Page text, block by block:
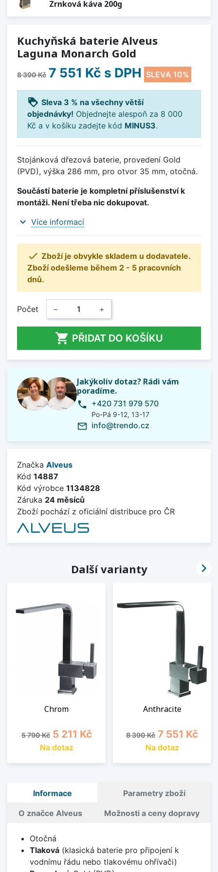
Zrnková káva 200g
Kuchyňská baterie Alveus
Laguna Monarch Gold
8 390 Kč 7 551 Kč s DPH SLEVA 10%
loyalty Sleva 3 % na všechny větší
objednávky! Objednejte alespoň za 8 000
Kč a v košíku zadejte kód MINUS3.
Stojánková dřezová baterie, provedení Gold
(PVD), výška 286 mm, pro otvor 35 mm, otočná.
Součástí baterie je kompletní příslušenství k
montáži. Není třeba nic dokupovat.
expand_more Více informací
 Zboží je obvykle skladem u dodavatele.
Zboží odešleme během 2 - 5 pracovních
dnů.
Počet − +
 PŘIDAT DO KOŠÍKU
Jakýkoliv dotaz? Rádi vám
poradíme.
phone +420 731 979 570
Po-Pá 9-12, 13-17
mail_outline info@trendo.cz
Značka Alveus
Kód 14887
Kód výrobce 1134828
Záruka 24 měsíců
Zboží pochází z oficiální distribuce pro ČR
Další varianty
Chrom
Běžná cena
5 790 Kč Cena
5 211 Kč
Na dotaz
Anthracite
Běžná cena
8 390 Kč Cena
7 551 Kč
Na dotaz

Informace Parametry zboží
O značce Alveus Možnosti a ceny dopravy
Otočná
Tlaková(klasická baterie pro připojení k
vodnímu řádu nebo tlakovému ohřívači)